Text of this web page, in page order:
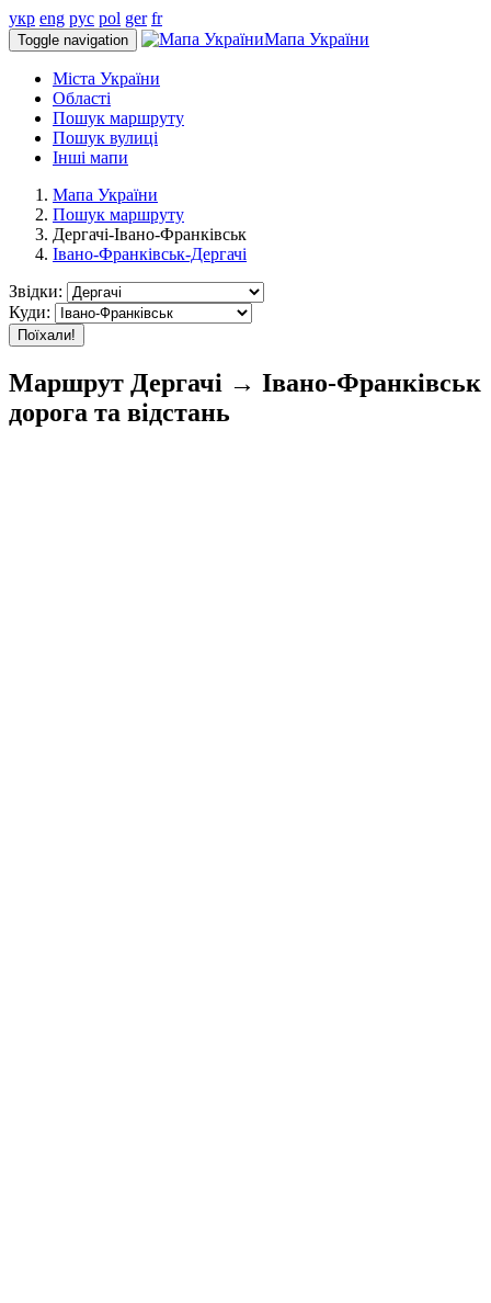
укр eng рус pol ger fr
Toggle navigation Мапа України
Міста України
Області
Пошук маршруту
Пошук вулиці
Інші мапи
Мапа України
Пошук маршруту
Дергачі-Івано-Франківськ
Івано-Франківськ-Дергачі
Звідки:
Куди:
Поїхали!
Маршрут Дергачі → Івано-Франківськ
дорога та відстань